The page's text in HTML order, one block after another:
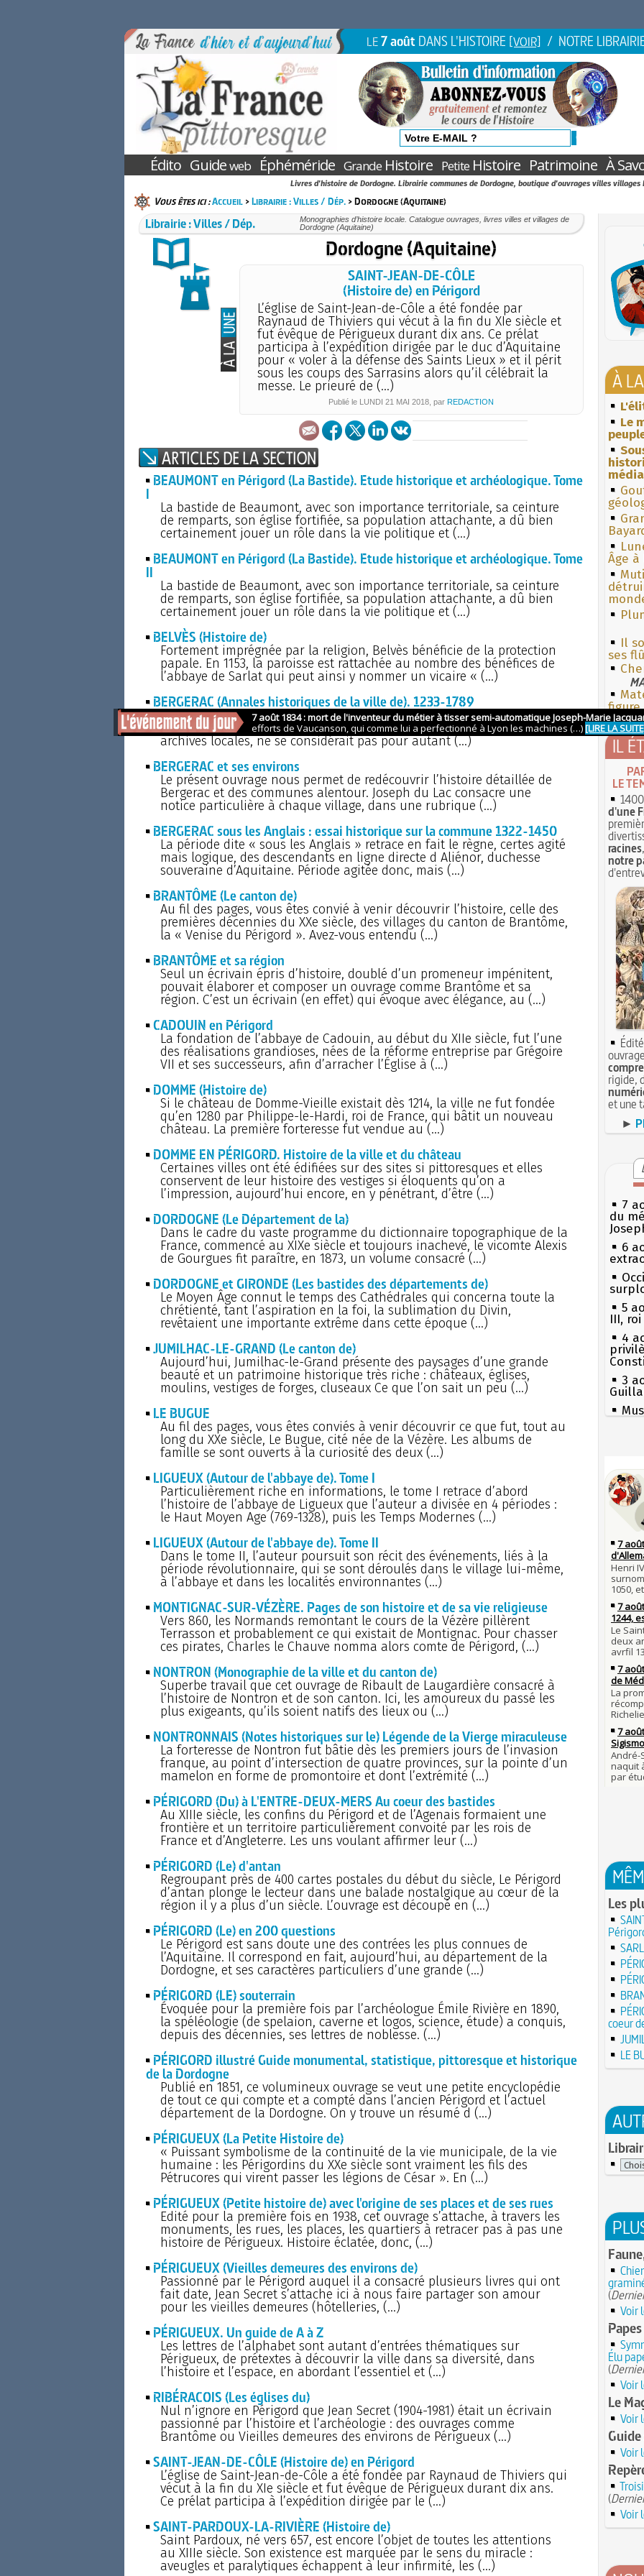
LE7 août DANS L'HISTOIRE [VOIR] / NOTRE
Édito Guideweb Éphéméride GrandeHistoire PetiteHistoire Patrimoine À
Livres d'histoire de Dordogne. Librairie communes de Dordogne, boutique d'ouvrages villes villages
Vous êtes ici :Accueil>Librairie : Villes / Dép.> Dordogne (Aquitaine)
Librairie : Villes / Dép.
Monographies d’histoire locale. Catalogue ouvrages, livres villes et villages de
Dordogne (Aquitaine)
Dordogne (Aquitaine)
SAINT-JEAN-DE-CÔLE
(Histoire de) en Périgord
L’église de Saint-Jean-de-Côle a été fondée par
Raynaud de Thiviers qui vécut à la fin du XIe siècle et
fut évêque de Périgueux durant dix ans. Ce prélat
participa à l’expédition dirigée par le duc d’Aquitaine
pour « voler à la défense des Saints Lieux » et il périt
sous les coups des Sarrasins alors qu’il célébrait la
messe. Le prieuré de (…)
Publié le LUNDI 21 MAI 2018 , par REDACTION
BEAUMONT en Périgord (La Bastide). Etude historique et archéologique. Tome
I
La bastide de Beaumont, avec son importance territoriale, sa ceinture
de remparts, son église fortifiée, sa population attachante, a dû bien
certainement jouer un rôle dans la vie politique et (…)
BEAUMONT en Périgord (La Bastide). Etude historique et archéologique. Tome
II
La bastide de Beaumont, avec son importance territoriale, sa ceinture
de remparts, son église fortifiée, sa population attachante, a dû bien
certainement jouer un rôle dans la vie politique et (…)
BELVÈS (Histoire de)
Fortement imprégnée par la religion, Belvès bénéficie de la protection
papale. En 1153, la paroisse est rattachée au nombre des bénéfices de
l’abbaye de Sarlat qui peut ainsi y nommer un vicaire « (…)
BERGERAC (Annales historiques de la ville de). 1233-1789
Louis de La Roque, passionné par l’histoire de Bergerac au point d’être
à l’origine de cet ouvrage, fruit d’un travail considérable sur les
archives locales, ne se considérait pas pour autant (…)
BERGERAC et ses environs
Le présent ouvrage nous permet de redécouvrir l’histoire détaillée de
Bergerac et des communes alentour. Joseph du Lac consacre une
notice particulière à chaque village, dans une rubrique (…)
BERGERAC sous les Anglais : essai historique sur la commune 1322-1450
La période dite « sous les Anglais » retrace en fait le règne, certes agité
mais logique, des descendants en ligne directe d Aliénor, duchesse
souveraine d’Aquitaine. Période agitée donc, mais (…)
BRANTÔME (Le canton de)
Au fil des pages, vous êtes convié à venir découvrir l’histoire, celle des
premières décennies du XXe siècle, des villages du canton de Brantôme,
la « Venise du Périgord ». Avez-vous entendu (…)
BRANTÔME et sa région
Seul un écrivain épris d’histoire, doublé d’un promeneur impénitent,
pouvait élaborer et composer un ouvrage comme Brantôme et sa
région. C’est un écrivain (en effet) qui évoque avec élégance, au (…)
CADOUIN en Périgord
La fondation de l’abbaye de Cadouin, au début du XIIe siècle, fut l’une
des réalisations grandioses, nées de la réforme entreprise par Grégoire
VII et ses successeurs, afin d’arracher l’Église à (…)
DOMME (Histoire de)
Si le château de Domme-Vieille existait dès 1214, la ville ne fut fondée
qu’en 1280 par Philippe-le-Hardi, roi de France, qui bâtit un nouveau
château. La première forteresse fut vendue au (…)
DOMME EN PÉRIGORD. Histoire de la ville et du château
Certaines villes ont été édifiées sur des sites si pittoresques et elles
conservent de leur histoire des vestiges si éloquents qu’on a
l’impression, aujourd’hui encore, en y pénétrant, d’être (…)
DORDOGNE (Le Département de la)
Dans le cadre du vaste programme du dictionnaire topographique de la
France, commencé au XIXe siècle et toujours inachevé, le vicomte Alexis
de Gourgues fit paraître, en 1873, un volume consacré (…)
DORDOGNE et GIRONDE (Les bastides des départements de)
Le Moyen Âge connut le temps des Cathédrales qui concerna toute la
chrétienté, tant l’aspiration en la foi, la sublimation du Divin,
revêtaient une importante extrême dans cette époque (…)
JUMILHAC-LE-GRAND (Le canton de)
Aujourd’hui, Jumilhac-le-Grand présente des paysages d’une grande
beauté et un patrimoine historique très riche : châteaux, églises,
moulins, vestiges de forges, cluseaux Ce que l’on sait un peu (…)
LE BUGUE
Au fil des pages, vous êtes conviés à venir découvrir ce que fut, tout au
long du XXe siècle, Le Bugue, cité née de la Vézère. Les albums de
famille se sont ouverts à la curiosité des deux (…)
LIGUEUX (Autour de l'abbaye de). Tome I
Particulièrement riche en informations, le tome I retrace d’abord
l’histoire de l’abbaye de Ligueux que l’auteur a divisée en 4 périodes :
le Haut Moyen Age (769-1328), puis les Temps Modernes (…)
LIGUEUX (Autour de l'abbaye de). Tome II
Dans le tome II, l’auteur poursuit son récit des événements, liés à la
période révolutionnaire, qui se sont déroulés dans le village lui-même,
à l’abbaye et dans les localités environnantes (…)
MONTIGNAC-SUR-VÉZÈRE. Pages de son histoire et de sa vie religieuse
Vers 860, les Normands remontant le cours de la Vézère pillèrent
Terrasson et probablement ce qui existait de Montignac. Pour chasser
ces pirates, Charles le Chauve nomma alors comte de Périgord, (…)
NONTRON (Monographie de la ville et du canton de)
Superbe travail que cet ouvrage de Ribault de Laugardière consacré à
l’histoire de Nontron et de son canton. Ici, les amoureux du passé les
plus exigeants, qu’ils soient natifs des lieux ou (…)
NONTRONNAIS (Notes historiques sur le) Légende de la Vierge miraculeuse
La forteresse de Nontron fut bâtie dès les premiers jours de l’invasion
franque, au point d’intersection de quatre provinces, sur la pointe d’un
mamelon en forme de promontoire et dont l’extrémité (…)
PÉRIGORD (Du) à L'ENTRE-DEUX-MERS Au coeur des bastides
Au XIIIe siècle, les confins du Périgord et de l’Agenais formaient une
frontière et un territoire particulièrement convoité par les rois de
France et d’Angleterre. Les uns voulant affirmer leur (…)
PÉRIGORD (Le) d'antan
Regroupant près de 400 cartes postales du début du siècle, Le Périgord
d’antan plonge le lecteur dans une balade nostalgique au cœur de la
région il y a plus d’un siècle. L’ouvrage est découpé en (…)
PÉRIGORD (Le) en 200 questions
Le Périgord est sans doute une des contrées les plus connues de
l’Aquitaine. Il correspond en fait, aujourd’hui, au département de la
Dordogne, et ses caractères particuliers d’une grande (…)
PÉRIGORD (LE) souterrain
Évoquée pour la première fois par l’archéologue Émile Rivière en 1890,
la spéléologie (de spelaion, caverne et logos, science, étude) a conquis,
depuis des décennies, ses lettres de noblesse. (…)
PÉRIGORD illustré Guide monumental, statistique, pittoresque et historique
de la Dordogne
Publié en 1851, ce volumineux ouvrage se veut une petite encyclopédie
de tout ce qui compte et a compté dans l’ancien Périgord et l’actuel
département de la Dordogne. On y trouve un résumé d (…)
PÉRIGUEUX (La Petite Histoire de)
« Puissant symbolisme de la continuité de la vie municipale, de la vie
humaine : les Périgordins du XXe siècle sont vraiment les fils des
Pétrucores qui virent passer les légions de César ». En (…)
PÉRIGUEUX (Petite histoire de) avec l'origine de ses places et de ses rues
Edité pour la première fois en 1938, cet ouvrage s’attache, à travers les
monuments, les rues, les places, les quartiers à retracer pas à pas une
histoire de Périgueux. Histoire éclatée, donc, (…)
PÉRIGUEUX (Vieilles demeures des environs de)
Passionné par le Périgord auquel il a consacré plusieurs livres qui ont
fait date, Jean Secret s’attache ici à nous faire partager son amour
pour les vieilles demeures (hôtelleries, (…)
PÉRIGUEUX. Un guide de A à Z
Les lettres de l’alphabet sont autant d’entrées thématiques sur
Périgueux, de prétextes à découvrir la ville dans sa diversité, dans
l’histoire et l’espace, en abordant l’essentiel et (…)
RIBÉRACOIS (Les églises du)
Nul n’ignore en Périgord que Jean Secret (1904-1981) était un écrivain
passionné par l’histoire et l’archéologie : des ouvrages comme
Brantôme ou Vieilles demeures des environs de Périgueux (…)
SAINT-JEAN-DE-CÔLE (Histoire de) en Périgord
L’église de Saint-Jean-de-Côle a été fondée par Raynaud de Thiviers qui
vécut à la fin du XIe siècle et fut évêque de Périgueux durant dix ans.
Ce prélat participa à l’expédition dirigée par le (…)
SAINT-PARDOUX-LA-RIVIÈRE (Histoire de)
Saint Pardoux, né vers 657, est encore l’objet de toutes les attentions
au XIIIe siècle. Son existence est marquée par le sens du miracle :
aveugles et paralytiques échappent à leur infirmité, les (…)
À
Le
Âge
Il
ses
IL
LE
d'une
racines
notre
rigide,
et une
►
7
du
6
5
III,
4
3
1er
les
en
30
29
la
28
27
27
26
la
25
de la
et
JUILLET
22
la
de
21
1031)
19
18
16
15
de
13
les
12
11
10
9
JUILLET
8
7
27
Qui
mort
son
bon
À
de fer
le
de
28
sur
À
en
siècle
vices
Il
vivre
des
30
repas
VIe
A
14
de la
On
Les
coeur
LE
(
Voir
Papes
Élu
(
Voir
Le
Voir
Voir
(
Voir